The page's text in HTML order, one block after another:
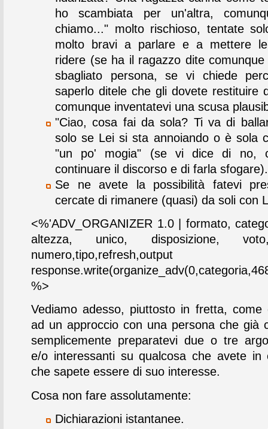
ho scambiata per un'altra,
chiamo..." molto rischioso, tentate
molto bravi a parlare e a mettere
ridere (se ha il ragazzo dite
sbagliato persona, se vi chiede
saperlo ditele che gli dovete restituire
comunque inventatevi una scusa
"Ciao, cosa fai da sola? Ti va di
solo se Lei si sta annoiando o è sola
"un po' mogia" (se vi dice di no,
continuare il discorso e di farla sfogare).
Se ne avete la possibilità fatevi
cercate di rimanere (quasi) da soli con
<%'ADV_ORGANIZER 1.0 | formato,
altezza, unico, disposizione,
numero,tipo,refresh,output
%>
Vediamo adesso, piuttosto in fretta, come
ad un approccio con una persona che già
semplicemente preparatevi due o tre
e/o interessanti su qualcosa che avete in
che sapete essere di suo interesse.
Cosa non fare assolutamente:
Dichiarazioni istantanee.